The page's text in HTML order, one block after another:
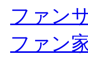
ファン
ファン